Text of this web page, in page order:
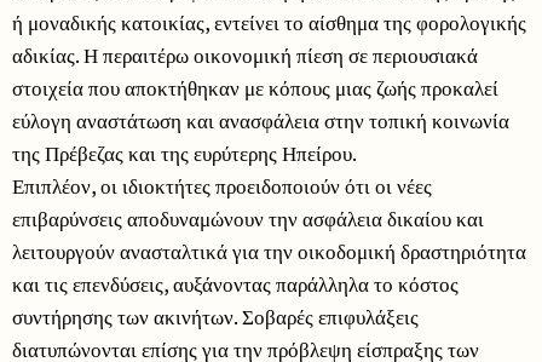
ή μοναδικής κατοικίας, εντείνει το αίσθημα της φορολογικής
αδικίας. Η περαιτέρω οικονομική πίεση σε περιουσιακά
στοιχεία που αποκτήθηκαν με κόπους μιας ζωής προκαλεί
εύλογη αναστάτωση και ανασφάλεια στην τοπική κοινωνία
της Πρέβεζας και της ευρύτερης Ηπείρου.
Επιπλέον, οι ιδιοκτήτες προειδοποιούν ότι οι νέες
επιβαρύνσεις αποδυναμώνουν την ασφάλεια δικαίου και
λειτουργούν ανασταλτικά για την οικοδομική δραστηριότητα
και τις επενδύσεις, αυξάνοντας παράλληλα το κόστος
συντήρησης των ακινήτων. Σοβαρές επιφυλάξεις
διατυπώνονται επίσης για την πρόβλεψη είσπραξης των